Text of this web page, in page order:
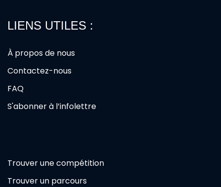
LIENS UTILES :
À propos de nous
Contactez-nous
FAQ
S'abonner à l’infolettre
Trouver une compétition
Trouver un parcours